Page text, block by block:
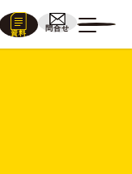
資料
問合せ